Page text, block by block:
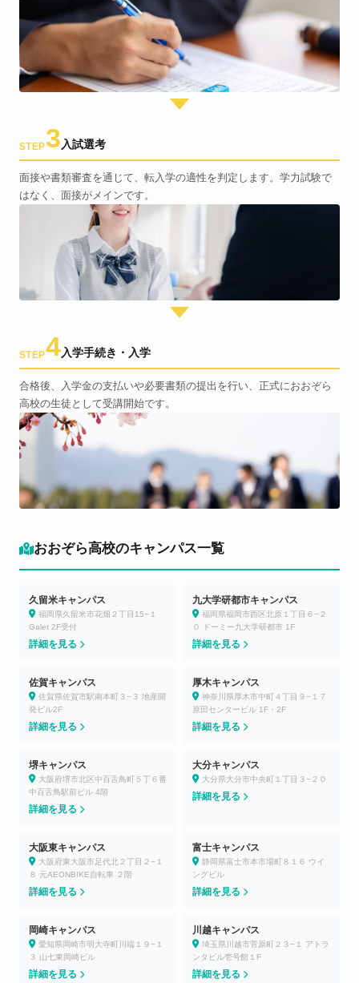
STEP3 入試選考
面接や書類審査を通じて、転入学の適性を判定します。学力試験で
はなく、面接がメインです。
STEP4入学手続き・入学
合格後、入学金の支払いや必要書類の提出を行い、正式におおぞら
高校の生徒として受講開始です。
おおぞら高校のキャンパス一覧
久留米キャンパス
福岡県久留米市花畑２丁目15−１
Galet 2F受付
詳細を見る
九大学研都市キャンパス
福岡県福岡市西区北原１丁目６−２
０ ドーミー九大学研都市 1F
詳細を見る
佐賀キャンパス
佐賀県佐賀市駅南本町３−３ 地産開
発ビル2F
詳細を見る
厚木キャンパス
神奈川県厚木市中町４丁目９−１７
原田センタービル 1F・2F
詳細を見る
堺キャンパス
大阪府堺市北区中百舌鳥町５丁６番
中百舌鳥駅前ビル 4階
詳細を見る
大分キャンパス
大分県大分市中央町１丁目３−２０
詳細を見る
大阪東キャンパス
大阪府東大阪市足代北２丁目２−１
８ 元AEONBIKE自転車 ２階
詳細を見る
富士キャンパス
静岡県富士市本市場町８１６ ウイ
ングビル
詳細を見る
岡崎キャンパス
愛知県岡崎市明大寺町川端１９−１
３ 山七東岡崎ビル
詳細を見る
川越キャンパス
埼玉県川越市菅原町２３−１ アトラ
ンタビル壱号館１F
詳細を見る